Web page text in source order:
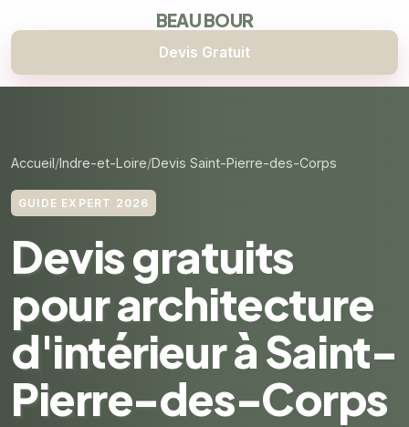
BEAU BOUR
Devis Gratuit
Accueil Indre-et-Loire Devis Saint-Pierre-des-Corps
GUIDE EXPERT 2026
Devis gratuits
pour architecture
d'intérieur à Saint-
Pierre-des-Corps